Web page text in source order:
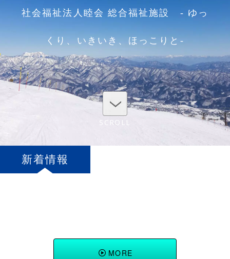
社会福祉法人睦会 総合福祉施設 - ゆっ
くり、いきいき、ほっこりと-
SCROLL
新着情報
MORE